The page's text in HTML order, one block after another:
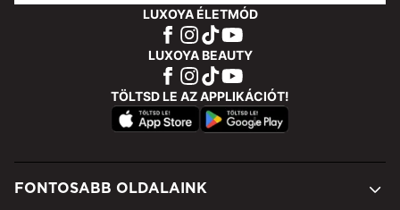
LUXOYA ÉLETMÓD
LUXOYA BEAUTY
TÖLTSD LE AZ APPLIKÁCIÓT!
FONTOSABB OLDALAINK